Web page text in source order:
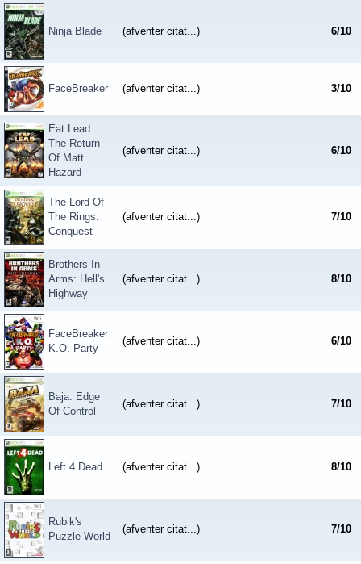
Ninja Blade (afventer citat...) 6/10
FaceBreaker (afventer citat...) 3/10
Eat Lead:
The Return
Of Matt
Hazard
(afventer citat...) 6/10
The Lord Of
The Rings:
Conquest
(afventer citat...) 7/10
Brothers In
Arms: Hell's
Highway
(afventer citat...) 8/10
FaceBreaker
K.O. Party
(afventer citat...) 6/10
Baja: Edge
Of Control
(afventer citat...) 7/10
Left 4 Dead (afventer citat...) 8/10
Rubik's
Puzzle World
(afventer citat...) 7/10